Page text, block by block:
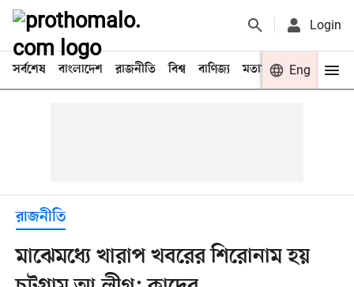
Login
সর্বশেষ বাংলাদেশ রাজনীতি বিশ্ব বাণিজ্য মতামত খেলা
Eng
রাজনীতি
মাঝেমধ্যে খারাপ খবরের শিরোনাম হয়